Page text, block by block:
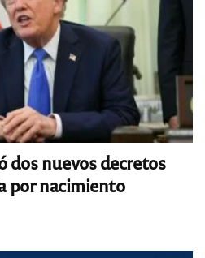
nuevos decretos
por nacimiento